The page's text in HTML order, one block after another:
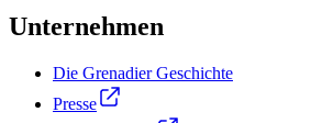
Unternehmen
Die Grenadier Geschichte
Presse